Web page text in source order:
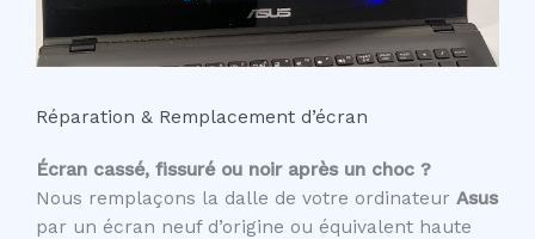
Réparation & Remplacement d’écran
Écran cassé, fissuré ou noir après un choc ?
Nous remplaçons la dalle de votre ordinateur Asus
par un écran neuf d’origine ou équivalent haute